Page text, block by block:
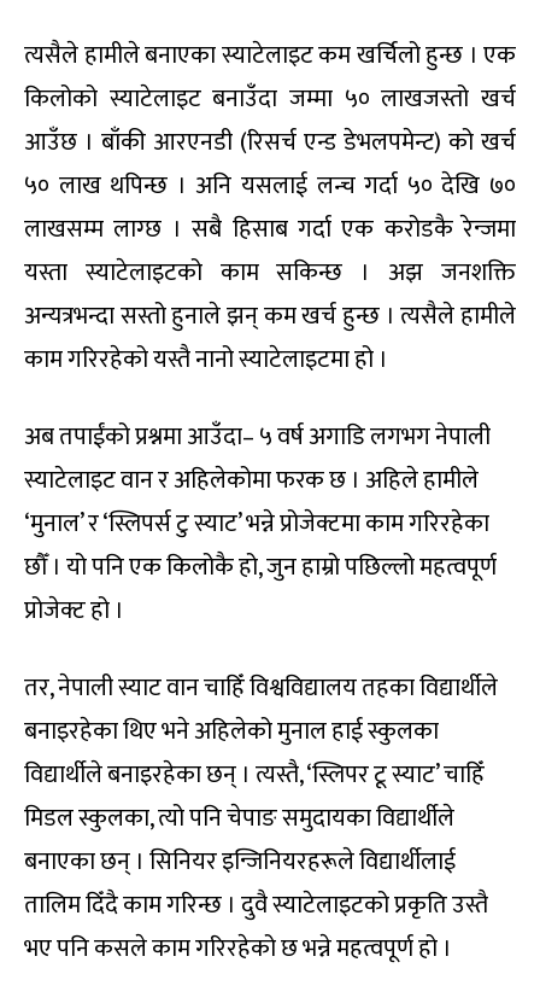
त्यसैले हामीले बनाएका स्याटेलाइट कम खर्चिलो हुन्छ । एक
किलोको स्याटेलाइट बनाउँदा जम्मा ५० लाखजस्तो खर्च
आउँछ । बाँकी आरएनडी (रिसर्च एन्ड डेभलपमेन्ट) को खर्च
५० लाख थपिन्छ । अनि यसलाई लन्च गर्दा ५० देखि ७०
लाखसम्म लाग्छ । सबै हिसाब गर्दा एक करोडकै रेन्जमा
यस्ता स्याटेलाइटको काम सकिन्छ । अझ जनशक्ति
अन्यत्रभन्दा सस्तो हुनाले झन् कम खर्च हुन्छ । त्यसैले हामीले
काम गरिरहेको यस्तै नानो स्याटेलाइटमा हो ।
अब तपाईंको प्रश्नमा आउँदा– ५ वर्ष अगाडि लगभग नेपाली
स्याटेलाइट वान र अहिलेकोमा फरक छ । अहिले हामीले
‘मुनाल’ र ‘स्लिपर्स टु स्याट’ भन्ने प्रोजेक्टमा काम गरिरहेका
छौँ । यो पनि एक किलोकै हो, जुन हाम्रो पछिल्लो महत्वपूर्ण
प्रोजेक्ट हो ।
तर, नेपाली स्याट वान चाहिँ विश्वविद्यालय तहका विद्यार्थीले
बनाइरहेका थिए भने अहिलेको मुनाल हाई स्कुलका
विद्यार्थीले बनाइरहेका छन् । त्यस्तै, ‘स्लिपर टू स्याट’ चाहिँ
मिडल स्कुलका, त्यो पनि चेपाङ समुदायका विद्यार्थीले
बनाएका छन् । सिनियर इन्जिनियरहरूले विद्यार्थीलाई
तालिम दिँदै काम गरिन्छ । दुवै स्याटेलाइटको प्रकृति उस्तै
भए पनि कसले काम गरिरहेको छ भन्ने महत्वपूर्ण हो ।